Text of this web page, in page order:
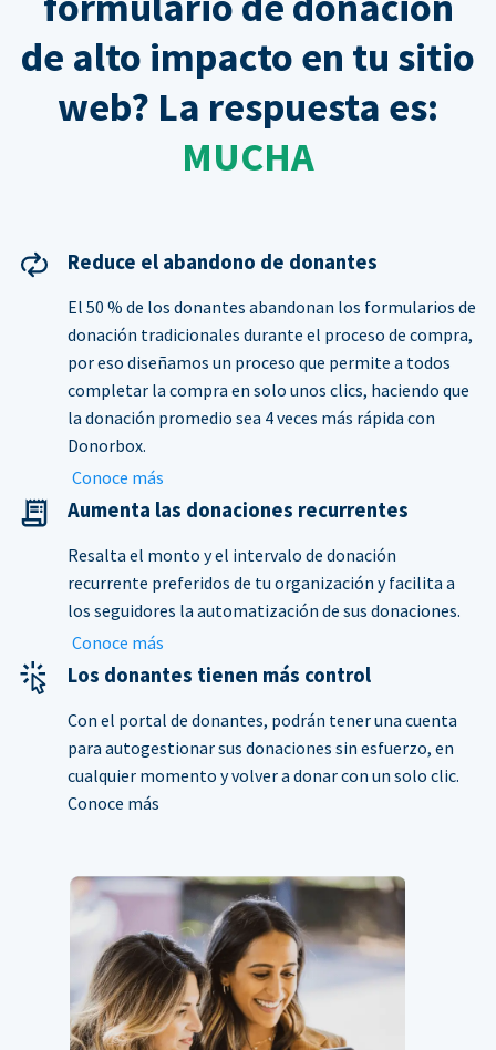
de alto impacto en tu sitio
web? La respuesta es:
MUCHA
Reduce el abandono de donantes
El 50 % de los donantes abandonan los formularios de
donación tradicionales durante el proceso de compra,
por eso diseñamos un proceso que permite a todos
completar la compra en solo unos clics, haciendo que
la donación promedio sea 4 veces más rápida con
Donorbox.
Conoce más
Aumenta las donaciones recurrentes
Resalta el monto y el intervalo de donación
recurrente preferidos de tu organización y facilita a
los seguidores la automatización de sus donaciones.
Conoce más
Los donantes tienen más control
Con el portal de donantes, podrán tener una cuenta
para autogestionar sus donaciones sin esfuerzo, en
cualquier momento y volver a donar con un solo clic.
Conoce más